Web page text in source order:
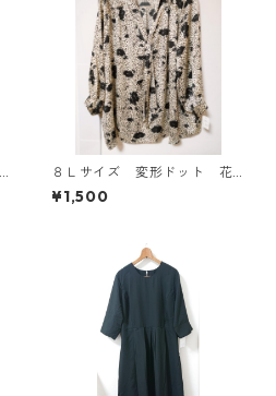
８Ｌサイズ 変形ドット 花
柄 ボウタイブラウス オフ
ホワイト KAE-4767
¥1,500